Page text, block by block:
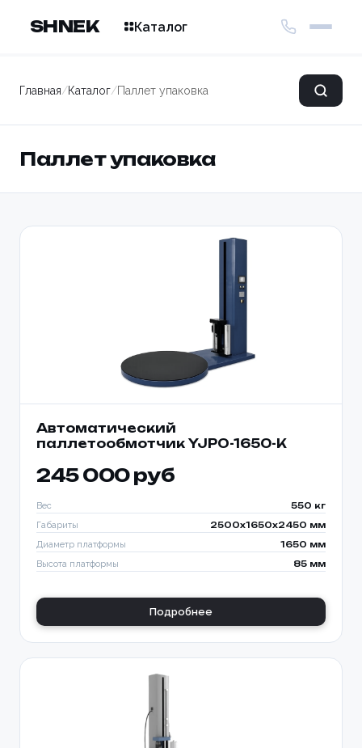
SHNEK Каталог
Главная/Каталог/Паллет упаковка
Паллет упаковка
Автоматический
паллетообмотчик YJPO-1650-K
245 000 руб
Вес 550 кг
Габариты 2500x1650x2450 мм
Диаметр платформы 1650 мм
Высота платформы 85 мм
Подробнее